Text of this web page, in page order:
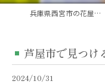
兵庫県西宮市の花屋ならなみ花壇
芦屋市で見つけ
2024/10/31